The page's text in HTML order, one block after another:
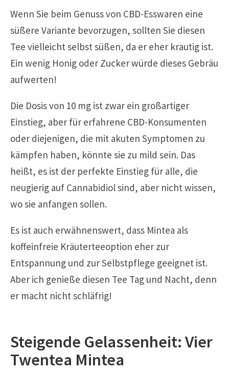
Wenn Sie beim Genuss von CBD-Esswaren eine
süßere Variante bevorzugen, sollten Sie diesen
Tee vielleicht selbst süßen, da er eher krautig ist.
Ein wenig Honig oder Zucker würde dieses Gebräu
aufwerten!
Die Dosis von 10 mg ist zwar ein großartiger
Einstieg, aber für erfahrene CBD-Konsumenten
oder diejenigen, die mit akuten Symptomen zu
kämpfen haben, könnte sie zu mild sein. Das
heißt, es ist der perfekte Einstieg für alle, die
neugierig auf Cannabidiol sind, aber nicht wissen,
wo sie anfangen sollen.
Es ist auch erwähnenswert, dass Mintea als
koffeinfreie Kräuterteeoption eher zur
Entspannung und zur Selbstpflege geeignet ist.
Aber ich genieße diesen Tee Tag und Nacht, denn
er macht nicht schläfrig!
Steigende Gelassenheit: Vier
Twentea Mintea